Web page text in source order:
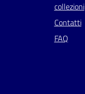
collezioni
Contatti
FAQ